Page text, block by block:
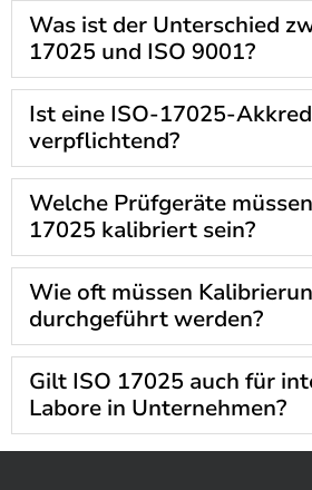
Was ist der Unterschied
17025 und ISO 9001?
Ist eine ISO-17025-
verpflichtend?
Welche Prüfgeräte
17025 kalibriert sein?
Wie oft müssen
durchgeführt werden?
Gilt ISO 17025 auch für
Labore in Unternehmen?